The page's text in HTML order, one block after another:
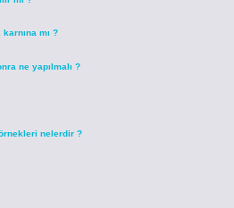
mı ?
ne yapılmalı ?
nelerdir ?